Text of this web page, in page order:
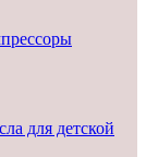
для детской